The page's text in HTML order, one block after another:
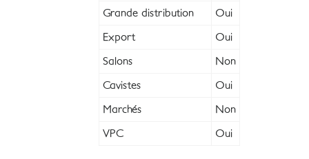
Grande distribution Oui
Export Oui
Salons Non
Cavistes Oui
Marchés Non
VPC Oui